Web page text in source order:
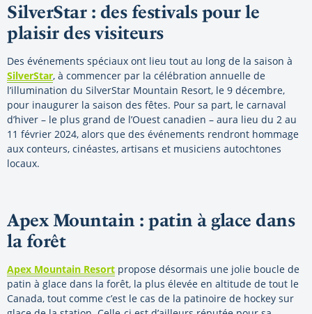
SilverStar : des festivals pour le
plaisir des visiteurs
Des événements spéciaux ont lieu tout au long de la saison à
SilverStar, à commencer par la célébration annuelle de
l’illumination du SilverStar Mountain Resort, le 9 décembre,
pour inaugurer la saison des fêtes. Pour sa part, le carnaval
d’hiver – le plus grand de l’Ouest canadien – aura lieu du 2 au
11 février 2024, alors que des événements rendront hommage
aux conteurs, cinéastes, artisans et musiciens autochtones
locaux.
Apex Mountain : patin à glace dans
la forêt
Apex Mountain Resort propose désormais une jolie boucle de
patin à glace dans la forêt, la plus élevée en altitude de tout le
Canada, tout comme c’est le cas de la patinoire de hockey sur